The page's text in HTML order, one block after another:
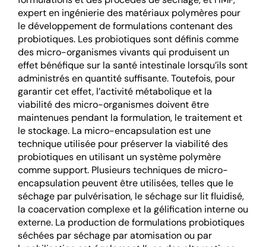
expert en ingénierie des matériaux polymères pour
le développement de formulations contenant des
probiotiques. Les probiotiques sont définis comme
des micro-organismes vivants qui produisent un
effet bénéfique sur la santé intestinale lorsqu’ils sont
administrés en quantité suffisante. Toutefois, pour
garantir cet effet, l’activité métabolique et la
viabilité des micro-organismes doivent être
maintenues pendant la formulation, le traitement et
le stockage. La micro-encapsulation est une
technique utilisée pour préserver la viabilité des
probiotiques en utilisant un système polymère
comme support. Plusieurs techniques de micro-
encapsulation peuvent être utilisées, telles que le
séchage par pulvérisation, le séchage sur lit fluidisé,
la coacervation complexe et la gélification interne ou
externe. La production de formulations probiotiques
séchées par séchage par atomisation ou par